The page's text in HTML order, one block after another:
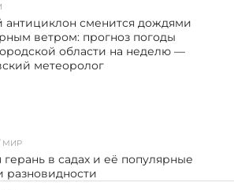
антициклон сменится дождями
ветром: прогноз погоды
области на неделю —
метеоролог
МИР
герань в садах и её популярные
разновидности